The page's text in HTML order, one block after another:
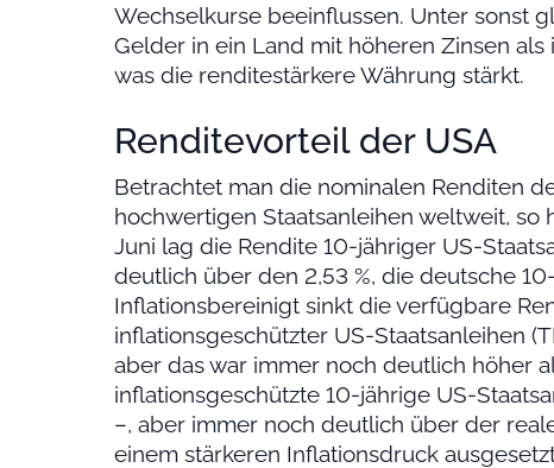
Wechselkurse beeinflussen. Unter sonst
Gelder in ein Land mit höheren Zinsen
was die renditestärkere Währung stärkt.
Renditevorteil der USA
Betrachtet man die nominalen Renditen
hochwertigen Staatsanleihen weltweit, so
Juni lag die Rendite 10-jähriger US-
deutlich über den 2,53 %, die deutsche
Inflationsbereinigt sinkt die verfügbare
inflationsgeschützter US-Staatsanleihen
aber das war immer noch deutlich höher
inflationsgeschützte 10-jährige US-
–, aber immer noch deutlich über der
einem stärkeren Inflationsdruck